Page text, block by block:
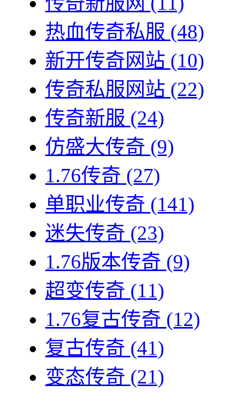
热血传奇私服 (48)
新开传奇网站 (10)
传奇私服网站 (22)
传奇新服 (24)
仿盛大传奇 (9)
1.76传奇 (27)
单职业传奇 (141)
迷失传奇 (23)
1.76版本传奇 (9)
超变传奇 (11)
1.76复古传奇 (12)
复古传奇 (41)
变态传奇 (21)